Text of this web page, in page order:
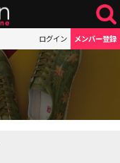
ログイン メンバー登録